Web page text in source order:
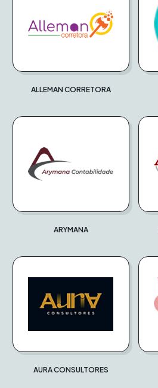
ALLEMAN CORRETORA
ARYMANA
AURA CONSULTORES